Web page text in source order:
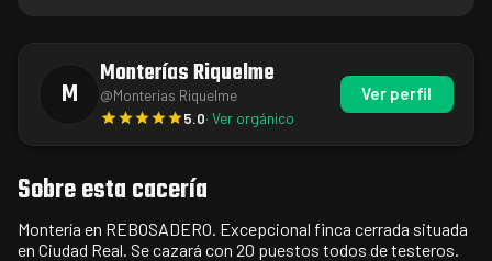
M
Monterías Riquelme
@Monterías Riquelme
5.0· Ver orgánico
Ver perfil
Sobre esta cacería
Montería en REBOSADERO. Excepcional finca cerrada situada
en Ciudad Real. Se cazará con 20 puestos todos de testeros.